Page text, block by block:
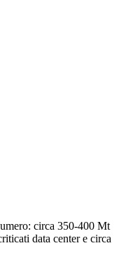
circa 350-400 Mt
data center e circa